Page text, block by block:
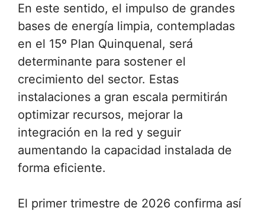
En este sentido, el impulso de grandes
bases de energía limpia, contempladas
en el 15º Plan Quinquenal, será
determinante para sostener el
crecimiento del sector. Estas
instalaciones a gran escala permitirán
optimizar recursos, mejorar la
integración en la red y seguir
aumentando la capacidad instalada de
forma eficiente.
El primer trimestre de 2026 confirma así